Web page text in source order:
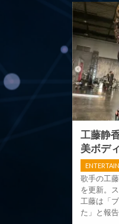
工藤静
美ボデ
歌手の工
を更新。
工藤は「
た」と報